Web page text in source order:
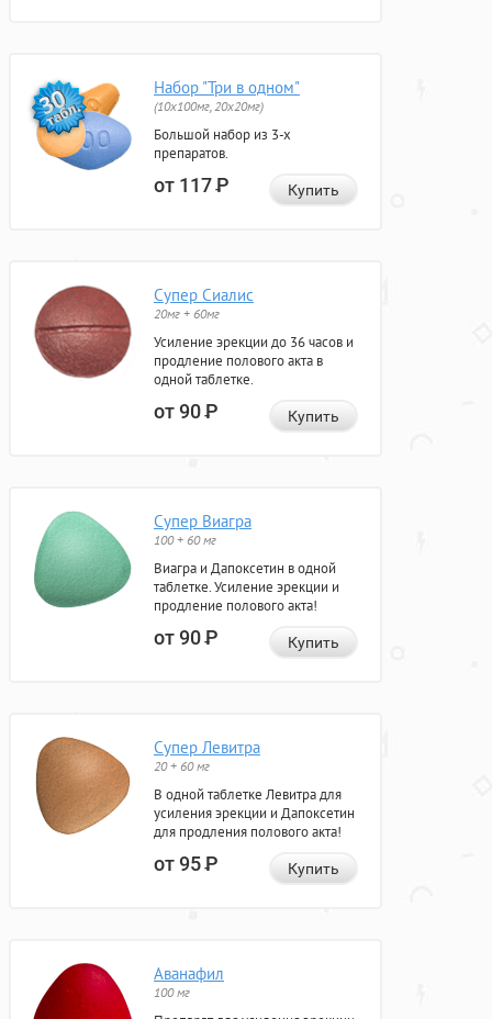
Набор "Три в одном"
(10x100мг, 20x20мг)
Большой набор из 3-х
препаратов.
от 117Р Купить
Супер Сиалис
20мг + 60мг
Усиление эрекции до 36 часов и
продление полового акта в
одной таблетке.
от 90Р Купить
Супер Виагра
100 + 60 мг
Виагра и Дапоксетин в одной
таблетке. Усиление эрекции и
продление полового акта!
от 90Р Купить
Супер Левитра
20 + 60 мг
В одной таблетке Левитра для
усиления эрекции и Дапоксетин
для продления полового акта!
от 95Р Купить
Аванафил
100 мг